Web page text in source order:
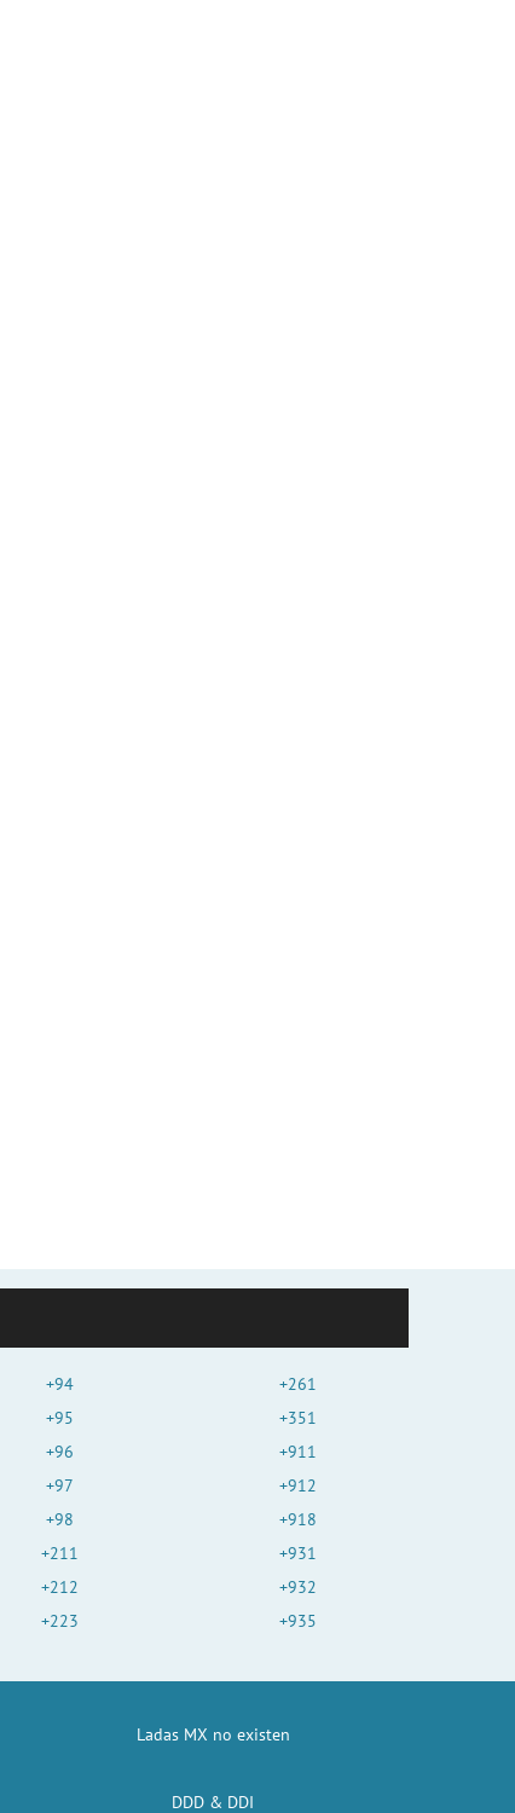
+94
+95
+96
+97
+98
+211
+212
+223
+261
+351
+911
+912
+918
+931
+932
+935
Ladas MX no existen
DDD & DDI